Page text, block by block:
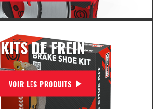
KITS DE FREIN
VOIR LES PRODUITS